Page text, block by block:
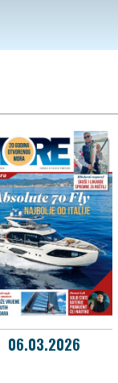
06.03.2026